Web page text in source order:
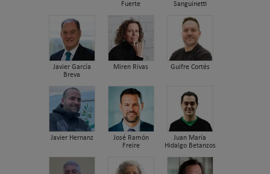
Fuerte
Sanguinetti
Javier García
Breva
Miren Rivas Guifre Cortés
Javier Hernanz
José Ramón
Freire
Juan María
Hidalgo Betanzos